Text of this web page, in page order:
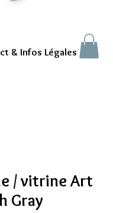
& Infos Légales
/ vitrine Art
Gray